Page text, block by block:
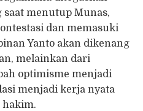
menutup Munas,
dan memasuki
Yanto akan dikenang
melainkan dari
optimisme menjadi
menjadi kerja nyata
hakim.